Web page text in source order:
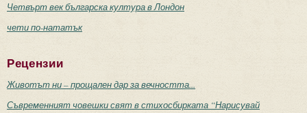
Четвърт век българска култура в Лондон
чети по-нататък
Рецензии
Животът ни – прощален дар за вечността...
Съвременният човешки свят в стихосбирката “Нарисувай